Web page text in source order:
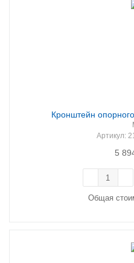
Кронштейн
Артикул:
5
Общая